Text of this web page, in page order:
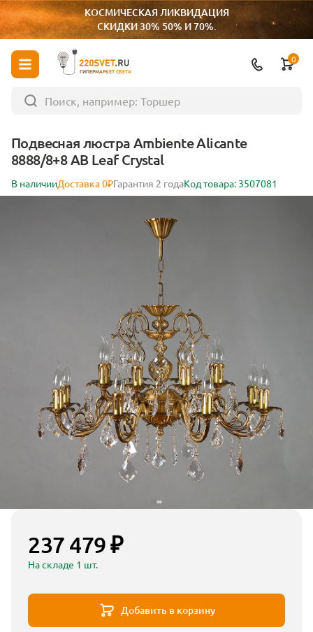
КОСМИЧЕСКАЯ ЛИКВИДАЦИЯ
СКИДКИ 30% 50% И 70%.
ГИПЕРМАРКЕТ СВЕТА
0
Подвесная люстра Ambiente Alicante
8888/8+8 AB Leaf Crystal
В наличииДоставка 0₽Гарантия 2 годаКод товара: 3507081
237 479 ₽
На складе 1 шт.
Добавить в корзину